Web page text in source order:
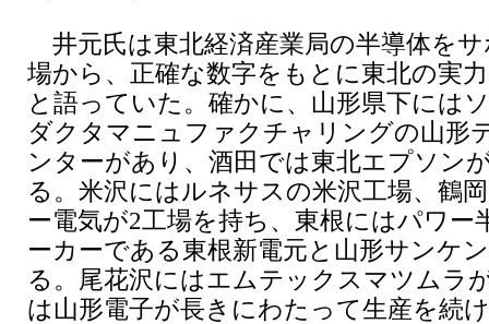
井元氏は東北経済産業局の半導体を
場から、正確な数字をもとに東北の実
と語っていた。確かに、山形県下には
ダクタマニュファクチャリングの山形
ンターがあり、酒田では東北エプソン
る。米沢にはルネサスの米沢工場、鶴
ー電気が2工場を持ち、東根にはパワー
ーカーである東根新電元と山形サンケ
る。尾花沢にはエムテックスマツムラ
は山形電子が長きにわたって生産を続